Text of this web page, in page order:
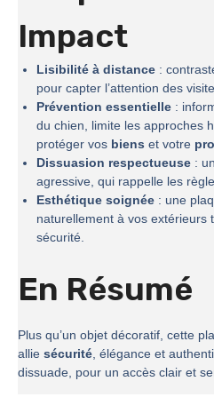
Impact
Lisibilité à distance :
pour capter l’attention des
Prévention essentielle :
du chien, limite les approches
protéger vos biens et votre
Dissuasion respectueuse :
agressive, qui rappelle les
Esthétique soignée : une
naturellement à vos extérieurs
sécurité.
En Résumé
Plus qu’un objet décoratif, cette
allie sécurité, élégance et
dissuade, pour un accès clair et